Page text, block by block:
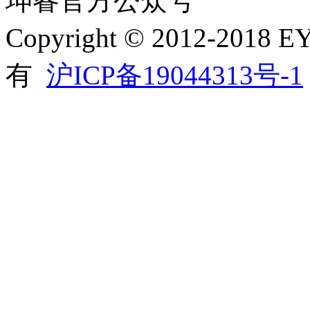
Copyright © 2012-2018
有 沪ICP备19044313号-1